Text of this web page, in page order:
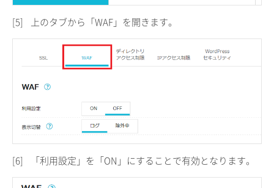
[5] 上のタブから「WAF」を開きます。
[6] 「利用設定」を「ON」にすることで有効となります。